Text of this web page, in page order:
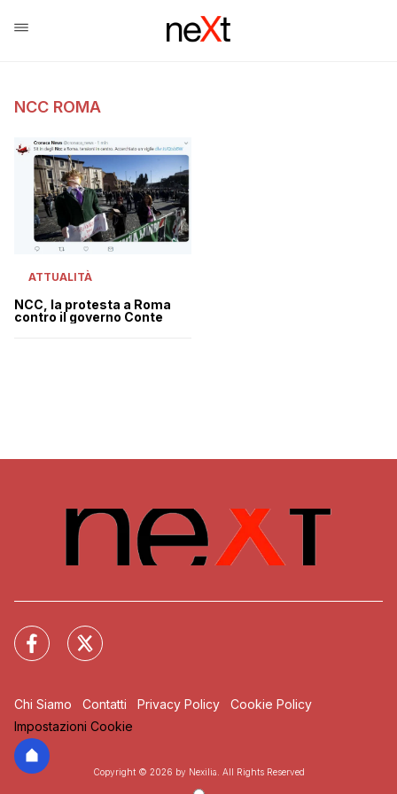
NCC ROMA
ATTUALITÀ
NCC, la protesta a Roma
contro il governo Conte
Chi Siamo Contatti Privacy Policy
Cookie Policy
Impostazioni Cookie
Copyright © 2026 by Nexilia. All Rights Reserved